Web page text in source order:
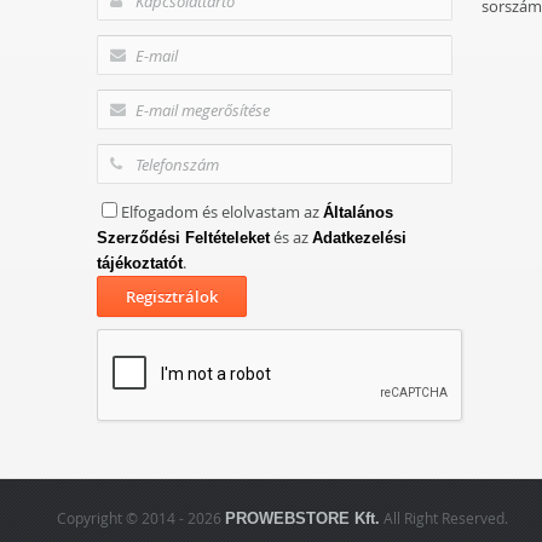
Elfogadom és elolvastam az Általános
Szerződési Feltételeketés az Adatkezelési
tájékoztatót.
Copyright © 2014 - 2026 PROWEBSTORE Kft. All Right Reserved.